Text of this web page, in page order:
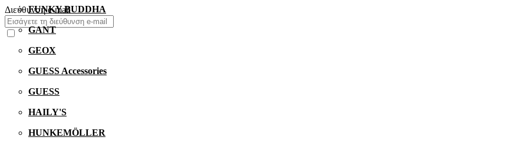
FUNKY BUDDHA
GANT
GEOX
GUESS Accessories
GUESS
HAILY'S
HUNKEMÖLLER
Διεύθυνση e-mail